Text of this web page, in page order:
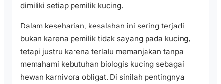
dimiliki setiap pemilik kucing.
Dalam keseharian, kesalahan ini sering terjadi
bukan karena pemilik tidak sayang pada kucing,
tetapi justru karena terlalu memanjakan tanpa
memahami kebutuhan biologis kucing sebagai
hewan karnivora obligat. Di sinilah pentingnya